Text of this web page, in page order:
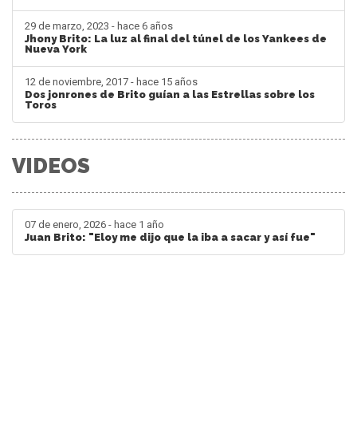
29 de marzo, 2023 - hace 6 años
Jhony Brito: La luz al final del túnel de los Yankees de
Nueva York
12 de noviembre, 2017 - hace 15 años
Dos jonrones de Brito guían a las Estrellas sobre los
Toros
VIDEOS
07 de enero, 2026 - hace 1 año
Juan Brito: "Eloy me dijo que la iba a sacar y así fue"